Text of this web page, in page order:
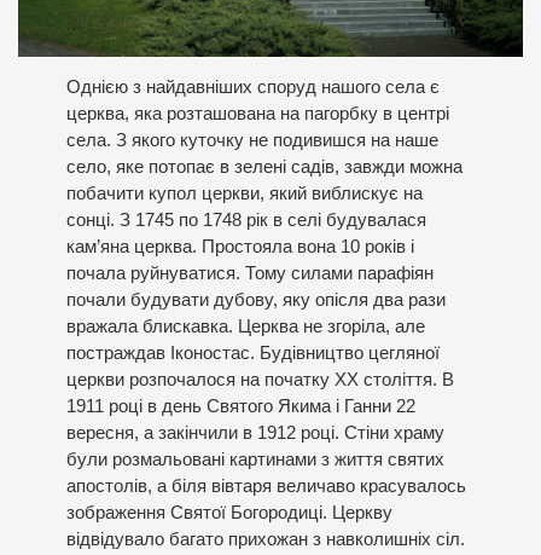
Однією з найдавніших споруд нашого села є
церква, яка розташована на пагорбку в центрі
села. З якого куточку не подивишся на наше
село, яке потопає в зелені садів, завжди можна
побачити купол церкви, який виблискує на
сонці. З 1745 по 1748 рік в селі будувалася
кам’яна церква. Простояла вона 10 років і
почала руйнуватися. Тому силами парафіян
почали будувати дубову, яку опісля два рази
вражала блискавка. Церква не згоріла, але
постраждав Іконостас. Будівництво цегляної
церкви розпочалося на початку XX століття. В
1911 році в день Святого Якима і Ганни 22
вересня, а закінчили в 1912 році. Стіни храму
були розмальовані картинами з життя святих
апостолів, а біля вівтаря величаво красувалось
зображення Святої Богородиці. Церкву
відвідувало багато прихожан з навколишніх сіл.